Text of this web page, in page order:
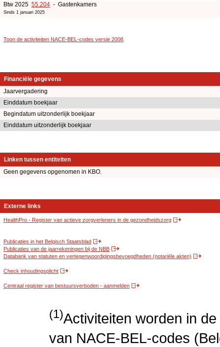
Btw 2025 55.204 - Gastenkamers
Sinds 1 januari 2025
Toon de activiteiten NACE-BEL-codes versie 2008
Financiële gegevens
Jaarvergadering
Einddatum boekjaar
Begindatum uitzonderlijk boekjaar
Einddatum uitzonderlijk boekjaar
Linken tussen entiteiten
Geen gegevens opgenomen in KBO.
Externe links
HealthPro - Register van actieve zorgverleners in de gezondheidszorg
Publicaties in het Belgisch Staatsblad
Publicaties van de jaarrekeningen bij de NBB
Databank van statuten en vertegenwoordigingsbevoegdheden (notariële akten)
Check inhoudingsplicht
Centraal register van bestuursverboden - aanmelden
(1)Activiteiten worden in
van NACE-BEL-codes